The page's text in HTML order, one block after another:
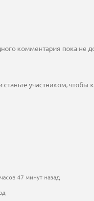
комментария пока не
станьте участником, чтобы
47 минут назад